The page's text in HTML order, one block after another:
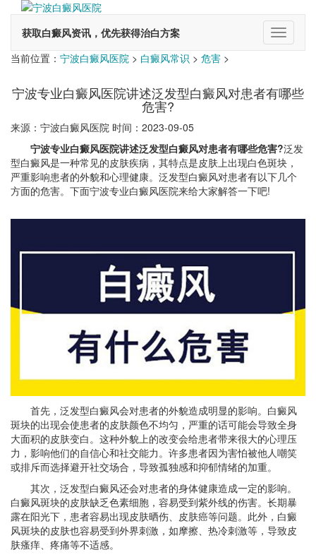
获取白癜风资讯，优先获得治白方案
切
换
当前位置： 宁波白癜风医院 > 白癜风常识 > 危害 >
宁波专业白癜风医院讲述泛发型白癜风对患者有哪些
危害?
来源：宁波白癜风医院 时间：2023-09-05
宁波专业白癜风医院讲述泛发型白癜风对患者有哪些危害?泛发
型白癜风是一种常见的皮肤疾病，其特点是皮肤上出现白色斑块，
严重影响患者的外貌和心理健康。泛发型白癜风对患者有以下几个
方面的危害。下面宁波专业白癜风医院来给大家解答一下吧!
首先，泛发型白癜风会对患者的外貌造成明显的影响。白癜风
斑块的出现会使患者的皮肤颜色不均匀，严重的话可能会导致全身
大面积的皮肤变白。这种外貌上的改变会给患者带来很大的心理压
力，影响他们的自信心和社交能力。许多患者因为害怕被他人嘲笑
或排斥而选择避开社交场合，导致孤独感和抑郁情绪的加重。
其次，泛发型白癜风还会对患者的身体健康造成一定的影响。
白癜风斑块的皮肤缺乏色素细胞，容易受到紫外线的伤害。长期暴
露在阳光下，患者容易出现皮肤晒伤、皮肤癌等问题。此外，白癜
风斑块的皮肤也容易受到外界刺激，如摩擦、热冷刺激等，导致皮
肤瘙痒、疼痛等不适感。